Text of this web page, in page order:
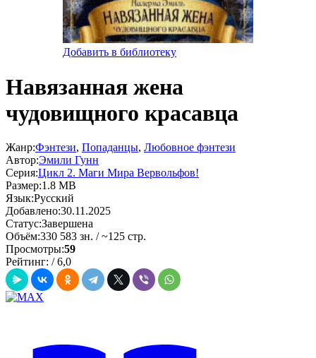
Добавить в библиотеку
Навязанная жена
чудовищного красавца
Жанр:Фэнтези, Попаданцы, Любовное фэнтези
Автор:Эмили Гунн
Серия:Цикл 2. Маги Мира Вервольфов!
Размер:1.8 MB
Язык:Русский
Добавлено:30.11.2025
Статус:Завершена
Объём:330 583 зн. / ~125 стр.
Просмотры:59
Рейтинг: / 6,0